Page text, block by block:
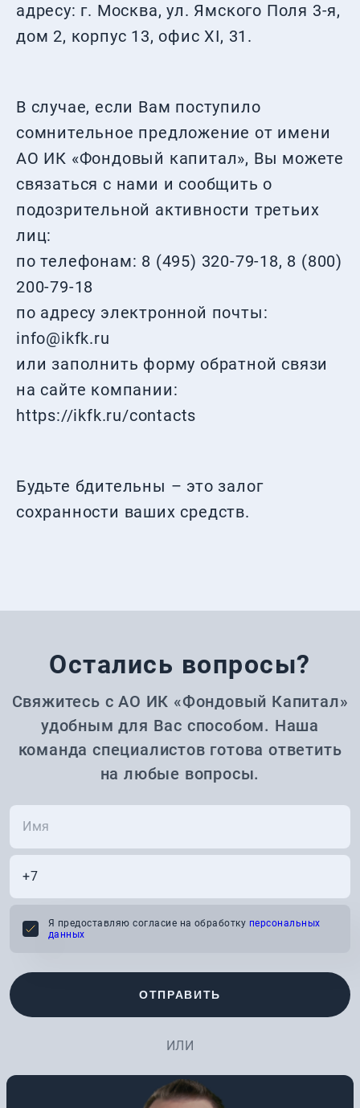
адресу: г. Москва, ул. Ямского Поля 3-я,
дом 2, корпус 13, офис ХI, 31.
В случае, если Вам поступило
сомнительное предложение от имени
АО ИК «Фондовый капитал», Вы можете
связаться с нами и сообщить о
подозрительной активности третьих
лиц:
по телефонам: 8 (495) 320-79-18, 8 (800)
200-79-18
по адресу электронной почты:
info@ikfk.ru
или заполнить форму обратной связи
на сайте компании:
https://ikfk.ru/contacts
Будьте бдительны – это залог
сохранности ваших средств.
Остались вопросы?
Свяжитесь с АО ИК «Фондовый Капитал»
удобным для Вас способом. Наша
команда специалистов готова ответить
на любые вопросы.
Я предоставляю согласие на обработку персональных
данных
ОТПРАВИТЬ
ИЛИ